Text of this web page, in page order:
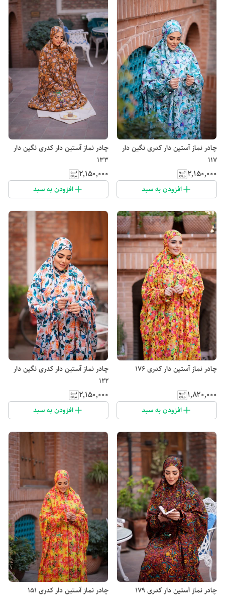
چادر نماز آستین دار کدری نگین دار
117
۲٬۱۵۰٬۰۰۰
افزودن به سبد
چادر نماز آستین دار کدری نگین دار
133
۲٬۱۵۰٬۰۰۰
افزودن به سبد
چادر نماز آستین دار کدری 176
۱٬۸۲۰٬۰۰۰
افزودن به سبد
چادر نماز آستین دار کدری نگین دار
122
۲٬۱۵۰٬۰۰۰
افزودن به سبد
چادر نماز آستین دار کدری 179 چادر نماز آستین دار کدری 151